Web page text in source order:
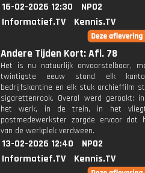
16-02-2026 12:30
NPO2
Informatief.TV
Kennis.TV
Andere Tijden Kort: Afl. 78
Het is nu natuurlijk onvoorstelbaar,
twintigste eeuw stond elk
bedrijfskantine en elk stuk archieffilm
sigarettenrook. Overal werd gerookt:
het werk, in de trein, in het
postmedewerkster zorgde ervoor dat
van de werkplek verdween.
13-02-2026 12:40
NPO2
Informatief.TV
Kennis.TV